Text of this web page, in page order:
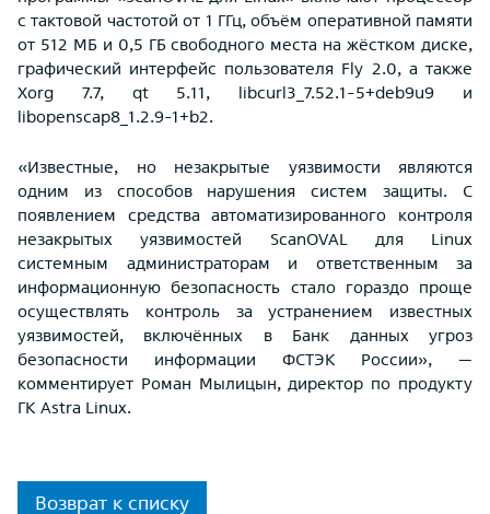
с тактовой частотой от 1 ГГц, объём оперативной памяти
от 512 МБ и 0,5 ГБ свободного места на жёстком диске,
графический интерфейс пользователя Fly 2.0, а также
Xorg 7.7, qt 5.11, libcurl3_7.52.1-5+deb9u9 и
libopenscap8_1.2.9-1+b2.
«Известные, но незакрытые уязвимости являются
одним из способов нарушения систем защиты. С
появлением средства автоматизированного контроля
незакрытых уязвимостей ScanOVAL для Linux
системным администраторам и ответственным за
информационную безопасность стало гораздо проще
осуществлять контроль за устранением известных
уязвимостей, включённых в Банк данных угроз
безопасности информации ФСТЭК России», —
комментирует Роман Мылицын, директор по продукту
ГК Astra Linux.
Возврат к списку